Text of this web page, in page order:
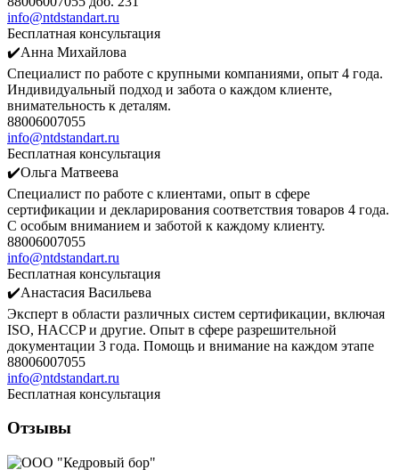
info@ntdstandart.ru
Бесплатная консультация
✔️Анна Михайлова
Специалист по работе с крупными компаниями, опыт 4 года.
Индивидуальный подход и забота о каждом клиенте,
внимательность к деталям.
88006007055
info@ntdstandart.ru
Бесплатная консультация
✔️Ольга Матвеева
Специалист по работе с клиентами, опыт в сфере
сертификации и декларирования соответствия товаров 4 года.
С особым вниманием и заботой к каждому клиенту.
88006007055
info@ntdstandart.ru
Бесплатная консультация
✔️Анастасия Васильева
Эксперт в области различных систем сертификации, включая
ISO, HACCP и другие. Опыт в сфере разрешительной
документации 3 года. Помощь и внимание на каждом этапе
88006007055
info@ntdstandart.ru
Бесплатная консультация
Отзывы